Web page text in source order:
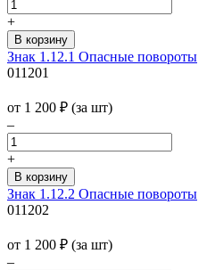
+
Знак 1.12.1 Опасные повороты
011201
от 1 200 ₽ (за шт)
–
+
Знак 1.12.2 Опасные повороты
011202
от 1 200 ₽ (за шт)
–